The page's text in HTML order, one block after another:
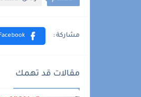
مقالات قد تهمك